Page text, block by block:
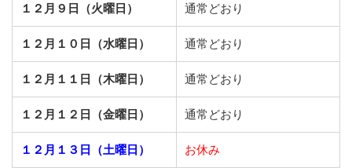
１２月９日（火曜日） 通常どおり
１２月１０日（水曜日） 通常どおり
１２月１１日（木曜日） 通常どおり
１２月１２日（金曜日） 通常どおり
１２月１３日（土曜日） お休み